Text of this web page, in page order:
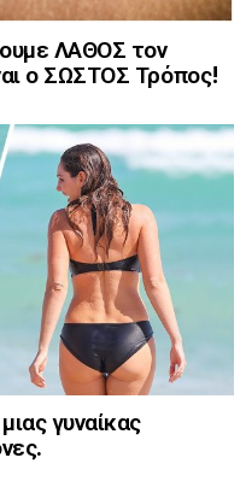
ΛΑΘΟΣ τον
ο ΣΩΣΤΟΣ Τρόπος!
γυναίκας